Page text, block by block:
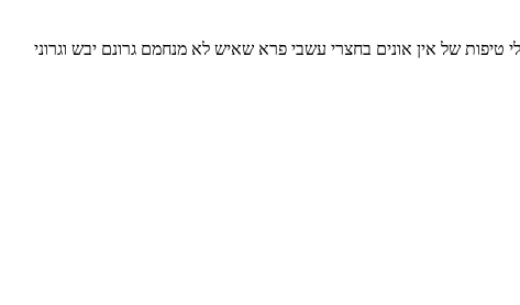
של אין אונים בחצרי עשבי פרא שאיש לא מנחמם גרונם יבש וגרוני